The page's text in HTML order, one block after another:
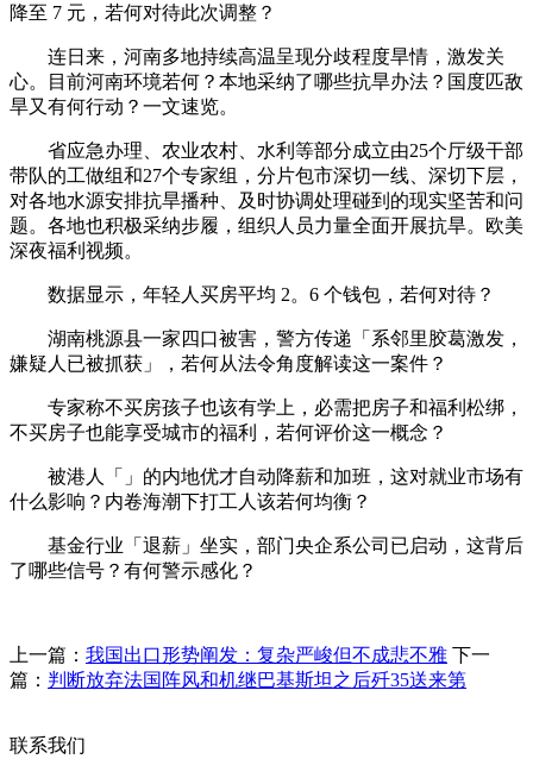
降至 7 元，若何对待此次调整？
连日来，河南多地持续高温呈现分歧程度旱情，激发关
心。目前河南环境若何？本地采纳了哪些抗旱办法？国度匹敌
旱又有何行动？一文速览。
省应急办理、农业农村、水利等部分成立由25个厅级干部
带队的工做组和27个专家组，分片包市深切一线、深切下层，
对各地水源安排抗旱播种、及时协调处理碰到的现实坚苦和问
题。各地也积极采纳步履，组织人员力量全面开展抗旱。欧美
深夜福利视频。
数据显示，年轻人买房平均 2。6 个钱包，若何对待？
湖南桃源县一家四口被害，警方传递「系邻里胶葛激发，
嫌疑人已被抓获」，若何从法令角度解读这一案件？
专家称不买房孩子也该有学上，必需把房子和福利松绑，
不买房子也能享受城市的福利，若何评价这一概念？
被港人「」的内地优才自动降薪和加班，这对就业市场有
什么影响？内卷海潮下打工人该若何均衡？
基金行业「退薪」坐实，部门央企系公司已启动，这背后
了哪些信号？有何警示感化？
上一篇： 我国出口形势阐发：复杂严峻但不成悲不雅 下一
篇： 判断放弃法国阵风和机继巴基斯坦之后歼35送来第
联系我们